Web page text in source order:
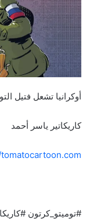
أوكرانيا تشعل فتيل
كاريكاتير ياسر أحمد
#توميتو_كرتون